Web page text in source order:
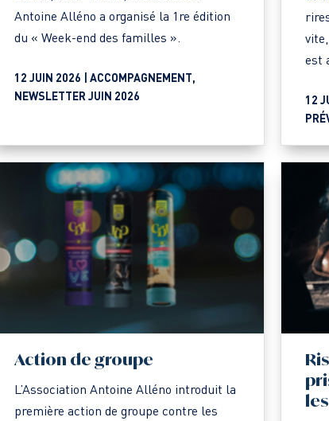
Antoine Alléno a organisé la 1re édition
du « Week-end des familles ».
12 JUIN 2026 |ACCOMPAGNEMENT ,
NEWSLETTER JUIN 2026
est
12
Action de groupe
L’Association Antoine Alléno introduit la
première action de groupe contre les